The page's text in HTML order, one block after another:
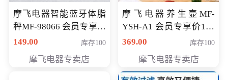
摩飞电器智能蓝牙体脂
秤MF-98066 会员专享价
98元
149.00 库存100
摩飞电器专卖店
摩飞电器养生壶MF-
YSH-A1 会员专享价198
元
369.00 库存100
摩飞电器专卖店